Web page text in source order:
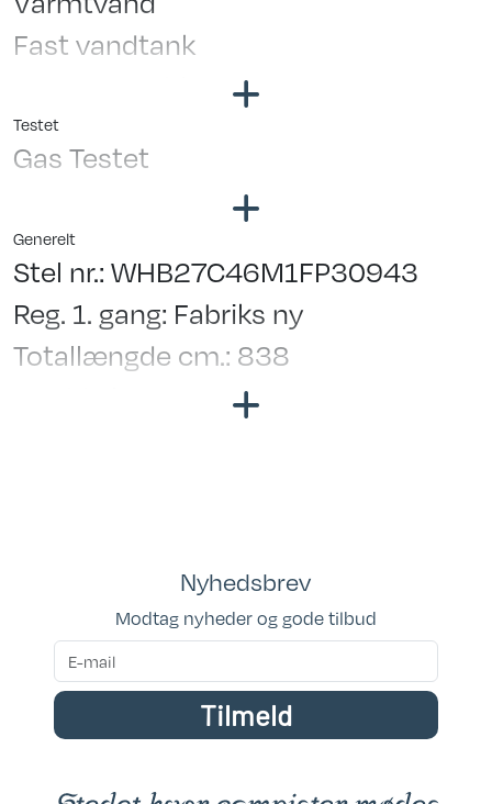
Fast vandtank
Truma Combi Varme
Testet
Gas Testet
Generelt
Stel nr.: WHB27C46M1FP30943
Reg. 1. gang: Fabriks ny
Totallængde cm.: 838
Bredde i cm.: 250
Nyhedsbrev
Modtag nyheder og gode tilbud
Tilmeld